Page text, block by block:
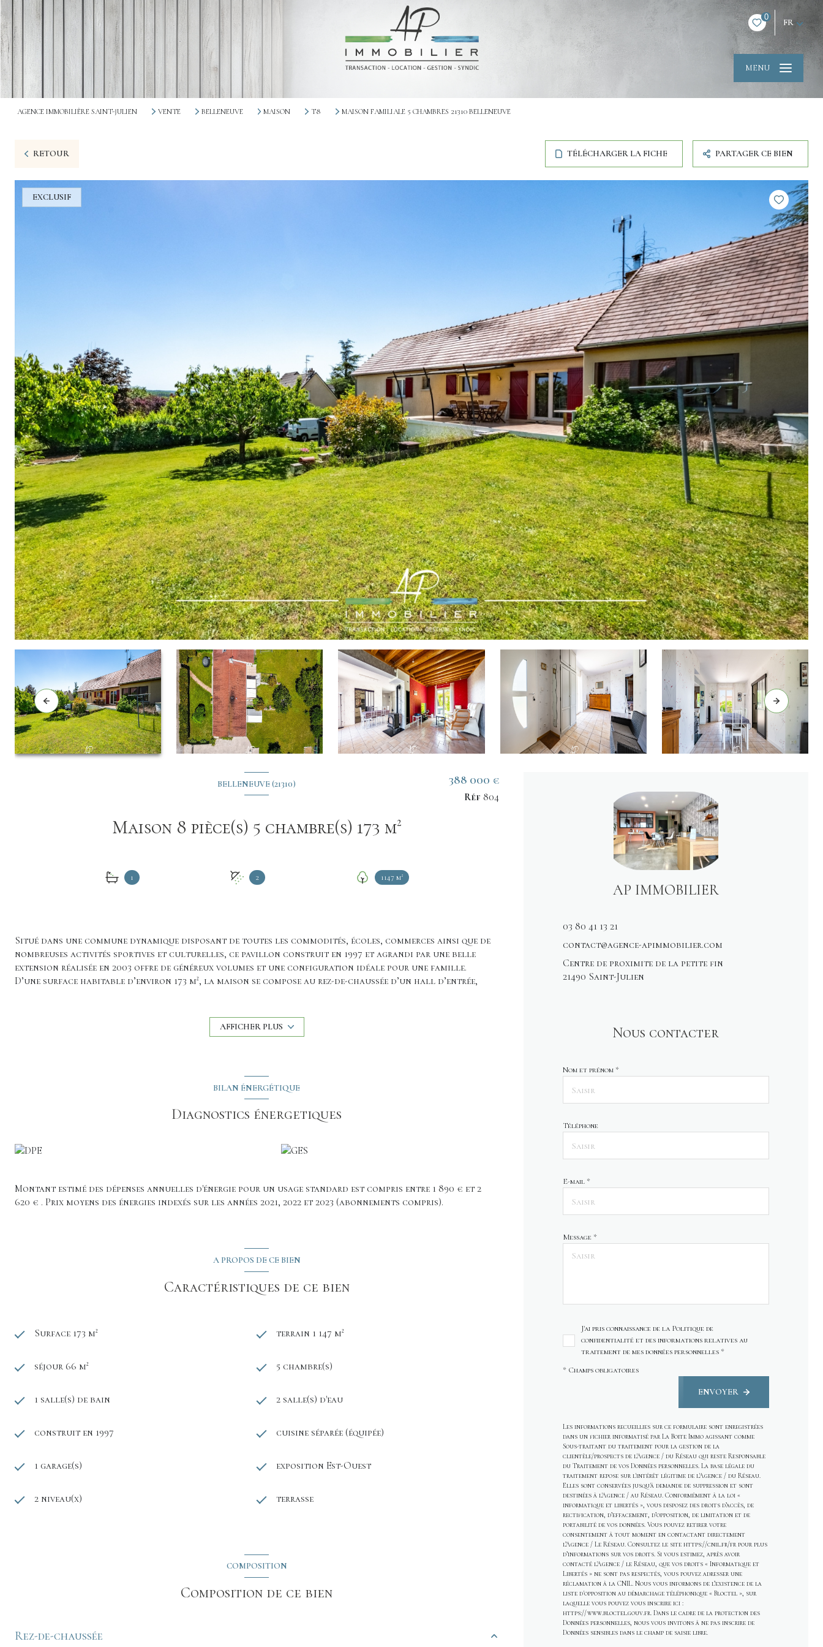
0
FR
MENU
AGENCE IMMOBILIÈRE SAINT-JULIEN VENTE BELLENEUVE MAISON T8 MAISON FAMILIALE 5 CHAMBRES 21310 BELLENEUVE
RETOUR TÉLÉCHARGER LA FICHE PARTAGER CE BIEN
EXCLUSIF
BELLENEUVE (21310)
Maison 8 pièce(s) 5 chambre(s) 173 m²
1 2 1147 m²
388 000 €
Réf 804
Situé dans une commune dynamique disposant de toutes les commodités, écoles, commerces ainsi que de
nombreuses activités sportives et culturelles, ce pavillon construit en 1997 et agrandi par une belle
extension réalisée en 2003 offre de généreux volumes et une configuration idéale pour une famille.
D’une surface habitable d’environ 173 m², la maison se compose au rez-de-chaussée d’un hall d’entrée,
L’espace nuit en rez de chaussée comprend trois chambres, dont une suite parentale avec dressing et pièce
qu’un bureau ou chambre supplémentaire avec salle d’eau et WC, idéal pour un espace indépendant ou
À l’extérieur, vous profiterez d’un terrain clos de 1 147 m² exposé EST/OUEST, offrant un bel
ensoleillement tout au long de la journée.
tableau électrique.
N'hésitez pas à nous solliciter pour visiter cette maison fonctionnelle et spacieuse.
AFFICHER PLUS
BILAN ÉNERGÉTIQUE
Diagnostics énergetiques
Montant estimé des dépenses annuelles d'énergie pour un usage standard est compris entre 1 890 € et 2
620 € . Prix moyens des énergies indexés sur les années 2021, 2022 et 2023 (abonnements compris).
A PROPOS DE CE BIEN
Caractéristiques de ce bien
Surface 173 m² terrain 1 147 m²
séjour 66 m² 5 chambre(s)
1 salle(s) de bain 2 salle(s) d'eau
construit en 1997 cuisine séparée (équipée)
1 garage(s) exposition Est-Ouest
2 niveau(x) terrasse
COMPOSITION
Composition de ce bien
Rez-de-chaussée
AP IMMOBILIER
03 80 41 13 21
contact@agence-apimmobilier.com
Centre de proximite de la petite fin
21490 Saint-Julien
Nous contacter
Nom et prénom *
Téléphone
E-mail *
Message *
J'ai pris connaissance de la Politique de
confidentialité et des informations relatives au
traitement de mes données personnelles *
* Champs obligatoires
ENVOYER
Les informations recueillies sur ce formulaire sont enregistrées
dans un fichier informatisé par La Boite Immo agissant comme
Sous-traitant du traitement pour la gestion de la
clientèle/prospects de l'Agence / du Réseau qui reste Responsable
du Traitement de vos Données personnelles. La base légale du
traitement repose sur l'intérêt légitime de l'Agence / du Réseau.
Elles sont conservées jusqu'à demande de suppression et sont
destinées à l'Agence / au Réseau. Conformément à la loi «
informatique et libertés », vous disposez des droits d’accès, de
rectification, d’effacement, d’opposition, de limitation et de
portabilité de vos données. Vous pouvez retirer votre
consentement à tout moment en contactant directement
l’Agence / Le Réseau. Consultez le site https://cnil.fr/frpour plus
d’informations sur vos droits. Si vous estimez, après avoir
contacté l'Agence / le Réseau, que vos droits « Informatique et
Libertés » ne sont pas respectés, vous pouvez adresser une
réclamation à la CNIL. Nous vous informons de l’existence de la
liste d'opposition au démarchage téléphonique « Bloctel », sur
laquelle vous pouvez vous inscrire ici :
https://www.bloctel.gouv.fr. Dans le cadre de la protection des
Données personnelles, nous vous invitons à ne pas inscrire de
Données sensibles dans le champ de saisie libre.